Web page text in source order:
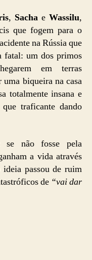
, Sachae Wassilu,
que fogem para o
na Rússia que
fatal: um dos primos
em terras
biqueira na casa
totalmente insana e
traficante dando
não fosse pela
a vida através
passou de ruim
de “vai dar